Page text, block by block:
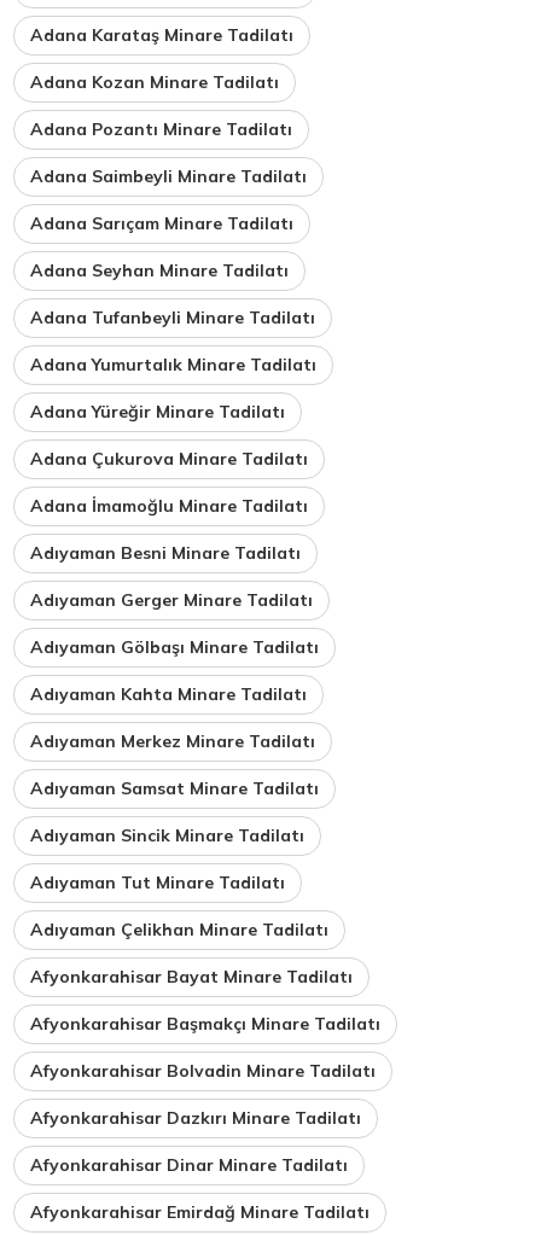
Adana Karataş Minare Tadilatı
Adana Kozan Minare Tadilatı
Adana Pozantı Minare Tadilatı
Adana Saimbeyli Minare Tadilatı
Adana Sarıçam Minare Tadilatı
Adana Seyhan Minare Tadilatı
Adana Tufanbeyli Minare Tadilatı
Adana Yumurtalık Minare Tadilatı
Adana Yüreğir Minare Tadilatı
Adana Çukurova Minare Tadilatı
Adana İmamoğlu Minare Tadilatı
Adıyaman Besni Minare Tadilatı
Adıyaman Gerger Minare Tadilatı
Adıyaman Gölbaşı Minare Tadilatı
Adıyaman Kahta Minare Tadilatı
Adıyaman Merkez Minare Tadilatı
Adıyaman Samsat Minare Tadilatı
Adıyaman Sincik Minare Tadilatı
Adıyaman Tut Minare Tadilatı
Adıyaman Çelikhan Minare Tadilatı
Afyonkarahisar Bayat Minare Tadilatı
Afyonkarahisar Başmakçı Minare Tadilatı
Afyonkarahisar Bolvadin Minare Tadilatı
Afyonkarahisar Dazkırı Minare Tadilatı
Afyonkarahisar Dinar Minare Tadilatı
Afyonkarahisar Emirdağ Minare Tadilatı